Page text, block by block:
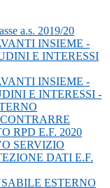
a.s. 2019/20
INSIEME -
E INTERESSI
INSIEME -
E INTERESSI -
RPD E.F. 2020
SERVIZIO
DATI E.F.
ESTERNO